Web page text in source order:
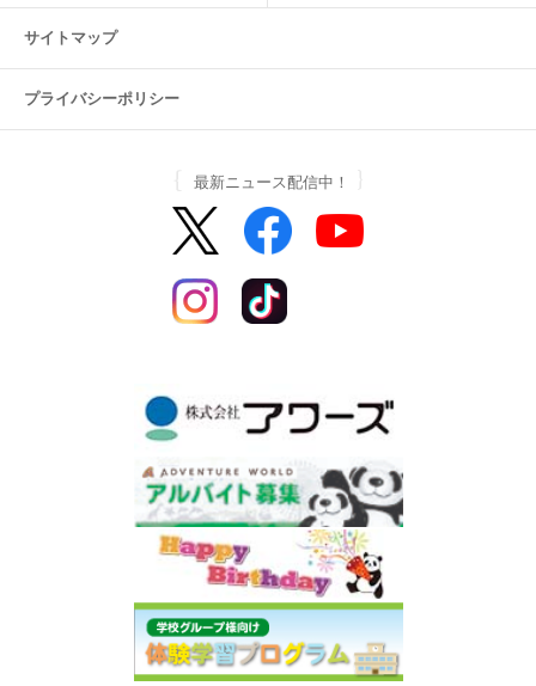
サイトマップ
プライバシーポリシー
最新ニュース配信中！